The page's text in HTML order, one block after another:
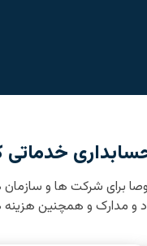
خدماتی
شرکت ها و سازمان
و مدارک و همچنین